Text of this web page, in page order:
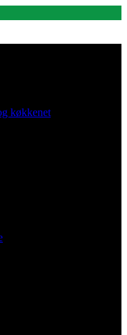
køkkenet